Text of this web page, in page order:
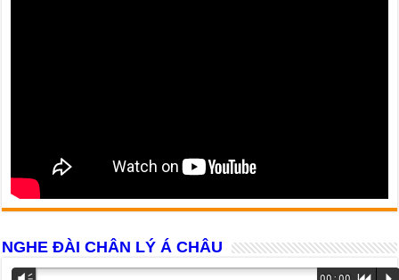
NGHE ĐÀI CHÂN LÝ Á CHÂU
Trình